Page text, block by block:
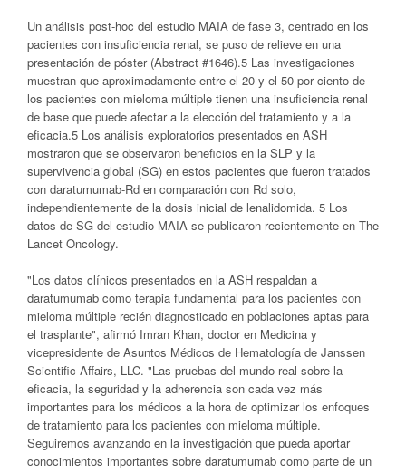
Un análisis post-hoc del estudio MAIA de fase 3, centrado en los
pacientes con insuficiencia renal, se puso de relieve en una
presentación de póster (Abstract #1646).5 Las investigaciones
muestran que aproximadamente entre el 20 y el 50 por ciento de
los pacientes con mieloma múltiple tienen una insuficiencia renal
de base que puede afectar a la elección del tratamiento y a la
eficacia.5 Los análisis exploratorios presentados en ASH
mostraron que se observaron beneficios en la SLP y la
supervivencia global (SG) en estos pacientes que fueron tratados
con daratumumab-Rd en comparación con Rd solo,
independientemente de la dosis inicial de lenalidomida. 5 Los
datos de SG del estudio MAIA se publicaron recientemente en The
Lancet Oncology.
"Los datos clínicos presentados en la ASH respaldan a
daratumumab como terapia fundamental para los pacientes con
mieloma múltiple recién diagnosticado en poblaciones aptas para
el trasplante", afirmó Imran Khan, doctor en Medicina y
vicepresidente de Asuntos Médicos de Hematología de Janssen
Scientific Affairs, LLC. "Las pruebas del mundo real sobre la
eficacia, la seguridad y la adherencia son cada vez más
importantes para los médicos a la hora de optimizar los enfoques
de tratamiento para los pacientes con mieloma múltiple.
Seguiremos avanzando en la investigación que pueda aportar
conocimientos importantes sobre daratumumab como parte de un